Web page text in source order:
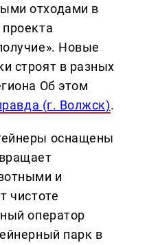
отходами в
Новые
строят в разных
Об этом
(г. Волжск).
оснащены
и
чистоте
оператор
парк в